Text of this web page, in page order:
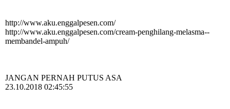
http:­//­www.­aku.­enggalpesen.­com/­
http:­//­www.­aku.­enggalpesen.­com/­cream-­penghilang-­melasma-­
membandel-­ampuh/­
JANGAN PERNAH PUTUS ASA
23.10.2018 02:45:55